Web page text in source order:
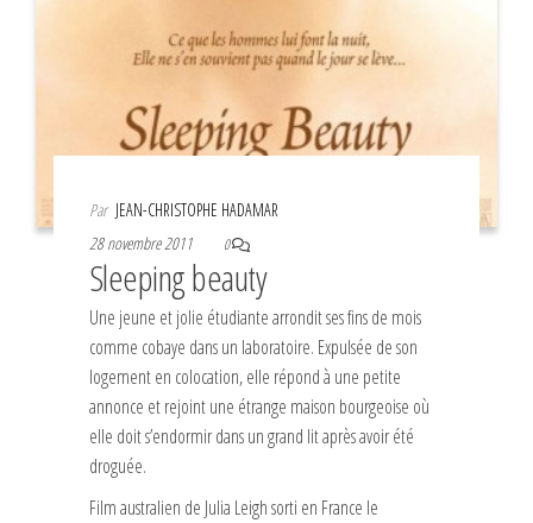
Par JEAN-CHRISTOPHE HADAMAR
28 novembre 2011
0
Sleeping beauty
Une jeune et jolie étudiante arrondit ses fins de mois
comme cobaye dans un laboratoire. Expulsée de son
logement en colocation, elle répond à une petite
annonce et rejoint une étrange maison bourgeoise où
elle doit s’endormir dans un grand lit après avoir été
droguée.
Film australien de Julia Leigh sorti en France le